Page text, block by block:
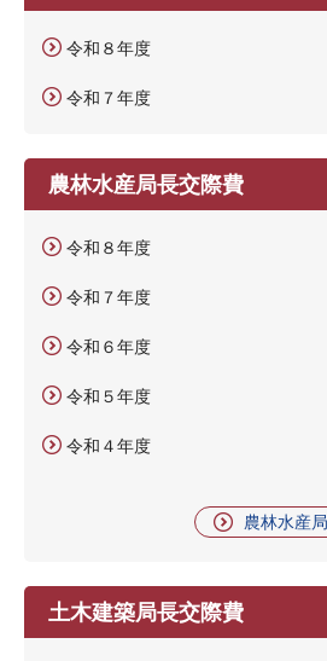
令和８年度
令和７年度
農林水産局長交際費
令和８年度
令和７年度
令和６年度
令和５年度
令和４年度
農林水産
土木建築局長交際費